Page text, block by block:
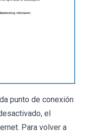
punto de conexión
el
Para volver a